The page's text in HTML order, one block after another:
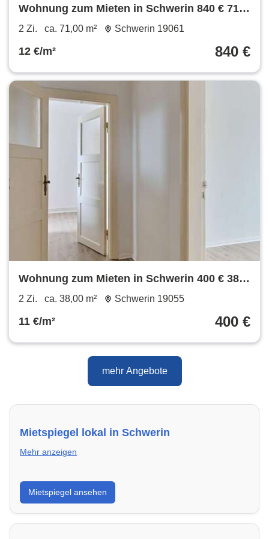
Wohnung zum Mieten in Schwerin 840 € 71
m²
2 Zi. ca. 71,00 m² Schwerin 19061
12 €/m² 840 €
Wohnung zum Mieten in Schwerin 400 € 38
m²
2 Zi. ca. 38,00 m² Schwerin 19055
11 €/m² 400 €
mehr Angebote
Mietspiegel lokal in Schwerin
Mehr anzeigen
Erhalte einen Überblick über die aktuellen Mietpreise
regional in Schwerin. So weißt du genau, welche
Miete fair ist und wo sich ein Vergleich lohnt.
Mietspiegel ansehen